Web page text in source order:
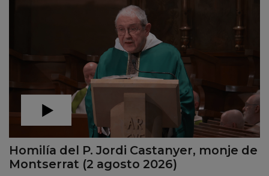
Homilía del P. Jordi Castanyer, monje de
Montserrat (2 agosto 2026)